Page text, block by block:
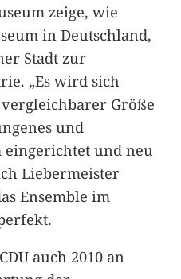
zeige, wie
in Deutschland,
Stadt zur
„Es wird sich
Größe
und
eingerichtet und neu
Liebermeister
Ensemble im
auch 2010 an